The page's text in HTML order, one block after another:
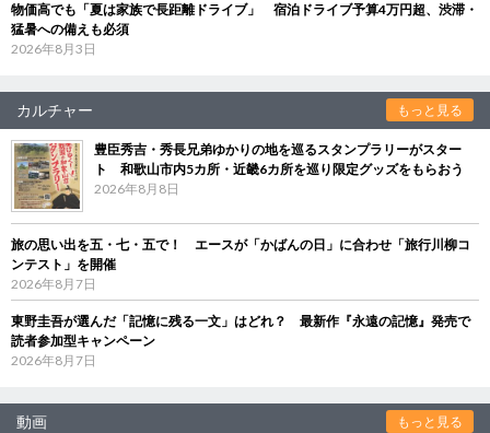
物価高でも「夏は家族で長距離ドライブ」 宿泊ドライブ予算4万円超、渋滞・
猛暑への備えも必須
2026年8月3日
カルチャー もっと見る
豊臣秀吉・秀長兄弟ゆかりの地を巡るスタンプラリーがスター
ト 和歌山市内5カ所・近畿6カ所を巡り限定グッズをもらおう
2026年8月8日
旅の思い出を五・七・五で！ エースが「かばんの日」に合わせ「旅行川柳コ
ンテスト」を開催
2026年8月7日
東野圭吾が選んだ「記憶に残る一文」はどれ？ 最新作『永遠の記憶』発売で
読者参加型キャンペーン
2026年8月7日
動画 もっと見る